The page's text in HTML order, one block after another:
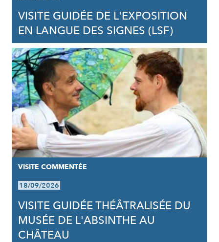
VISITE GUIDÉE DE L'EXPOSITION
EN LANGUE DES SIGNES (LSF)
VISITE COMMENTÉE
18/09/2026
VISITE GUIDÉE THÉÂTRALISÉE DU
MUSÉE DE L'ABSINTHE AU
CHÂTEAU